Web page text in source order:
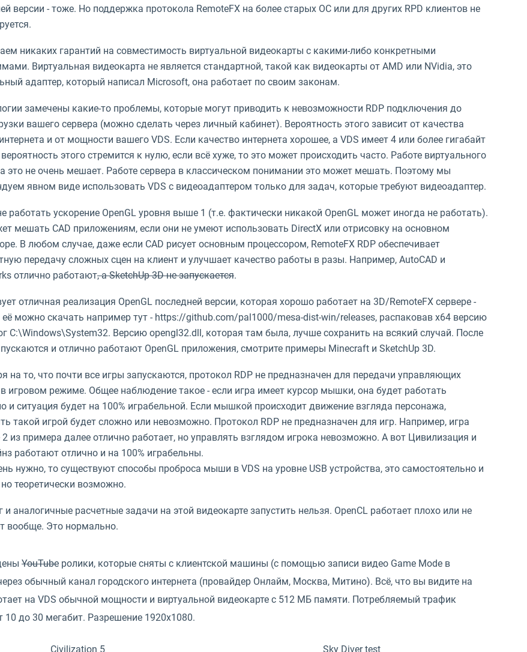
версии - тоже. Но поддержка протокола RemoteFX на более старых ОС или для других RPD клиентов не
никаких гарантий на совместимость виртуальной видеокарты с какими-либо конкретными
Виртуальная видеокарта не является стандартной, такой как видеокарты от AMD или NVidia, это
адаптер, который написал Microsoft, она работает по своим законам.
замечены какие-то проблемы, которые могут приводить к невозможности RDP подключения до
вашего сервера (можно сделать через личный кабинет). Вероятность этого зависит от качества
и от мощности вашего VDS. Если качество интернета хорошее, а VDS имеет 4 или более гигабайт
этого стремится к нулю, если всё хуже, то это может происходить часто. Работе виртуального
это не очень мешает. Работе сервера в классическом понимании это может мешать. Поэтому мы
явном виде использовать VDS с видеоадаптером только для задач, которые требуют видеоадаптер.
работать ускорение OpenGL уровня выше 1 (т.е. фактически никакой OpenGL может иногда не работать).
мешать CAD приложениям, если они не умеют использовать DirectX или отрисовку на основном
В любом случае, даже если CAD рисует основным процессором, RemoteFX RDP обеспечивает
передачу сложных сцен на клиент и улучшает качество работы в разы. Например, AutoCAD и
отлично работают, а SketchUp 3D не запускается.
отличная реализация OpenGL последней версии, которая хорошо работает на 3D/RemoteFX сервере -
её можно скачать например тут - https://github.com/pal1000/mesa-dist-win/releases, распаковав x64 версию
C:\Windows\System32. Версию opengl32.dll, которая там была, лучше сохранить на всякий случай. После
и отлично работают OpenGL приложения, смотрите примеры Minecraft и SketchUp 3D.
на то, что почти все игры запускаются, протокол RDP не предназначен для передачи управляющих
игровом режиме. Общее наблюдение такое - если игра имеет курсор мышки, она будет работать
и ситуация будет на 100% играбельной. Если мышкой происходит движение взгляда персонажа,
такой игрой будет сложно или невозможно. Протокол RDP не предназначен для игр. Например, игра
из примера далее отлично работает, но управлять взглядом игрока невозможно. А вот Цивилизация и
работают отлично и на 100% играбельны.
нужно, то существуют способы проброса мыши в VDS на уровне USB устройства, это самостоятельно и
теоретически возможно.
и аналогичные расчетные задачи на этой видеокарте запустить нельзя. OpenCL работает плохо или не
вообще. Это нормально.
YouTube ролики, которые сняты с клиентской машины (с помощью записи видео Game Mode в
обычный канал городского интернета (провайдер Онлайм, Москва, Митино). Всё, что вы видите на
на VDS обычной мощности и виртуальной видеокарте с 512 МБ памяти. Потребляемый трафик
10 до 30 мегабит. Разрешение 1920x1080.
Civilization 5 Sky Diver test